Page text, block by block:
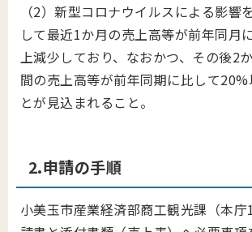
（2）新型コロナウイルスによる影響
して最近1か月の売上高等が前年同月
上減少しており、なおかつ、その後2
間の売上高等が前年同期に比して
とが見込まれること。
2.申請の手順
小美玉市産業経済部商工観光課（本